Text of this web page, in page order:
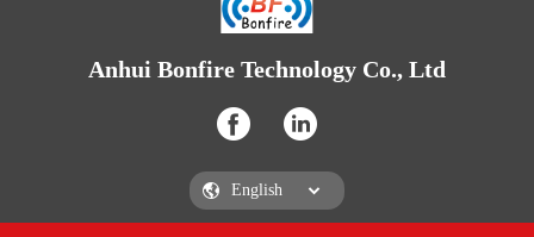
Anhui Bonfire Technology Co., Ltd